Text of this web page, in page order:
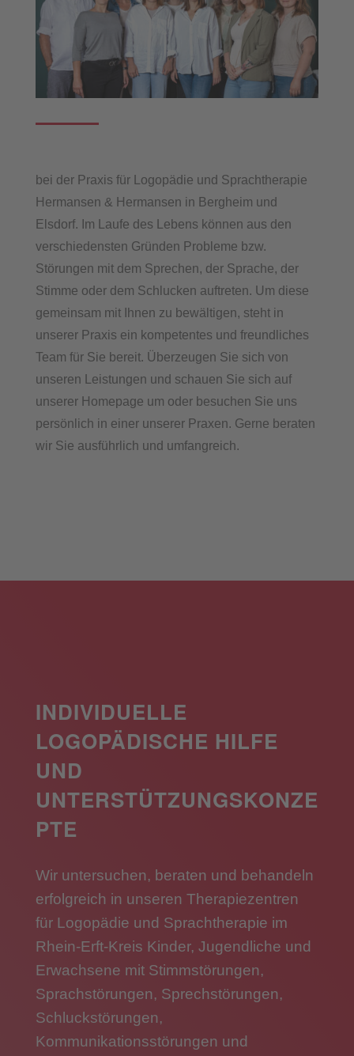
bei der Praxis für Logopädie und Sprachtherapie
Hermansen & Hermansen in Bergheim und
Elsdorf. Im Laufe des Lebens können aus den
verschiedensten Gründen Probleme bzw.
Störungen mit dem Sprechen, der Sprache, der
Stimme oder dem Schlucken auftreten. Um diese
gemeinsam mit Ihnen zu bewältigen, steht in
unserer Praxis ein kompetentes und freundliches
Team für Sie bereit. Überzeugen Sie sich von
unseren Leistungen und schauen Sie sich auf
unserer Homepage um oder besuchen Sie uns
persönlich in einer unserer Praxen. Gerne beraten
wir Sie ausführlich und umfangreich.
INDIVIDUELLE
LOGOPÄDISCHE HILFE
UND
UNTERSTÜTZUNGSKONZE
PTE
Wir untersuchen, beraten und behandeln
erfolgreich in unseren Therapiezentren
für Logopädie und Sprachtherapie im
Rhein-Erft-Kreis Kinder, Jugendliche und
Erwachsene mit Stimmstörungen,
Sprachstörungen, Sprechstörungen,
Schluckstörungen,
Kommunikationsstörungen und